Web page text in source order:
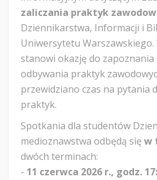
zaliczania praktyk
Dziennikarstwa, Informacji i
Uniwersytetu
stanowi okazję do zapoznania
odbywania praktyk
przewidziano czas na pytania
praktyk.
Spotkania dla studentów
medioznawstwa odbędą się w
dwóch terminach:
- 11 czerwca 2026 r., godz.